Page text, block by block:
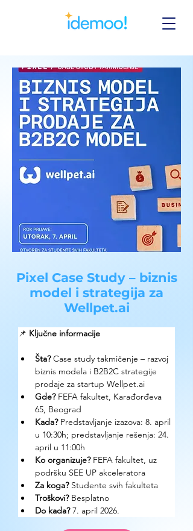
Pixel Case Study – biznis
model i strategija za
Wellpet.ai
📌 Ključne informacije
Šta? Case study takmičenje – razvoj
biznis modela i B2B2C strategije
prodaje za startup Wellpet.ai
Gde? FEFA fakultet, Karađorđeva
65, Beograd
Kada? Predstavljanje izazova: 8. april
u 10:30h; predstavljanje rešenja: 24.
april u 11:00h
Ko organizuje? FEFA fakultet, uz
podršku SEE UP akceleratora
Za koga? Studente svih fakulteta
Troškovi? Besplatno
Do kada? 7. april 2026.